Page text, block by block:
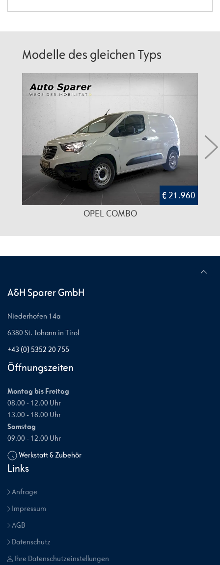
Modelle des gleichen Typs
€ 21.960
OPEL COMBO
A&H Sparer GmbH
Niederhofen 14a
6380 St. Johann in Tirol
+43 (0) 5352 20 755
Öffnungszeiten
Montag bis Freitag
08.00 - 12.00 Uhr
13.00 - 18.00 Uhr
Samstag
09.00 - 12.00 Uhr
Werkstatt & Zubehör
Links
Anfrage
Impressum
AGB
Datenschutz
Ihre Datenschutzeinstellungen